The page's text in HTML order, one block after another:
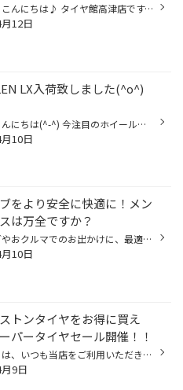
皆さん、こんにちは♪ タイヤ館高津店です。 本日はトヨタ カローラスポーツのタイヤ交換をご紹介します。 交換前のタイヤはこんな感じです。 接地面にヒビが入ってきています。 新しいタイヤはブリヂストン/ポテンザRE004 タイヤサイズは225/40R18になります。 タイヤ交換は、タイヤ館にお任せくだ...
12日
LX入荷致しました(^o^)
皆さんこんにちは(^-^) 今注目のホイールのご案内です(^o^)／ 『AME SHALLEN LX』 こちらのホイールは昔流行った商品のリバイバル品となっております(^-^) 昔に比べるとディッシュデザインのホイールが減ってしまって こういったデザインはあまりないと思います(^_^)ｂ この深リムがたまらなく良い...
10日
をより安全に快適に！メン
は万全ですか？
ドライブやおクルマでのお出かけに、最適な季節になってきました。 安心してお出かけいただくために、事前に、 タイヤやおクルマをしっかりメンテナンスすることが重要です。 ゴールデンウイークも近づいて参りましたので、 今のうちに、タイヤやおクルマの点検やメンテナンスをおススメいたします...
10日
トンタイヤをお得に買え
パータイヤセール開催！！
こんにちは、いつも当店をご利用いただきましてありがとうございます。 コクピット・タイヤ館では、ブリヂストンタイヤをお得に買える！スーパータイヤセールを開催いたします！ ブリヂストンのタイヤを4本ご購入で最大20,000OFF！ タイヤをお得にご購入頂けるチャンスです！ 夏タイヤの交換やスタ...
9日